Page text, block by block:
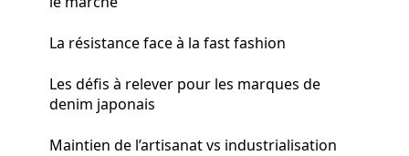
La résistance face à la fast fashion
Les défis à relever pour les marques de
denim japonais
Maintien de l’artisanat vs industrialisation